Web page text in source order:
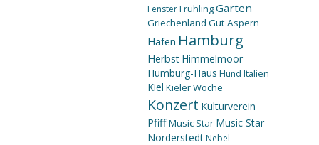
FensterFrühlingGarten
Griechenland Gut Aspern
Hafen Hamburg
Herbst Himmelmoor
Humburg-Haus Hund Italien
Kiel Kieler Woche
Konzert Kulturverein
PfiffMusic Star Music Star
Norderstedt Nebel